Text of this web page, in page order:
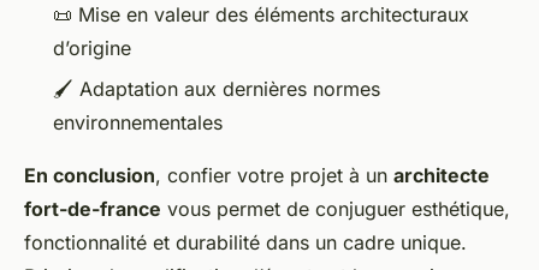
📜 Mise en valeur des éléments architecturaux
d’origine
🖌️ Adaptation aux dernières normes
environnementales
En conclusion, confier votre projet à un architecte
fort-de-france vous permet de conjuguer esthétique,
fonctionnalité et durabilité dans un cadre unique.